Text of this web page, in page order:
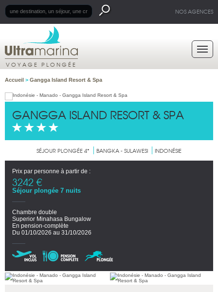
NOS AGENCES
VOYAGE PLONGÉE
Accueil > Gangga Island Resort & Spa
GANGGA ISLAND RESORT & SPA
SÉJOUR PLONGÉE 4* BANGKA - SULAWESI INDONÉSIE
Prix par personne à partir de :
3242 €
Séjour plongée 7 nuits
Chambre double
Superior Minahasa Bungalow
En pension-complète
Du 01/10/2026 au 31/10/2026